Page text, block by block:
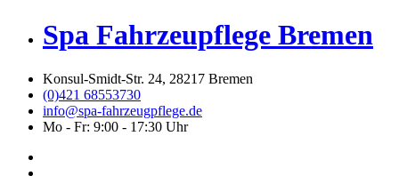
Spa Fahrzeupflege Bremen
Konsul-Smidt-Str. 24, 28217 Bremen
(0)421 68553730
info@spa-fahrzeugpflege.de
Mo - Fr: 9:00 - 17:30 Uhr